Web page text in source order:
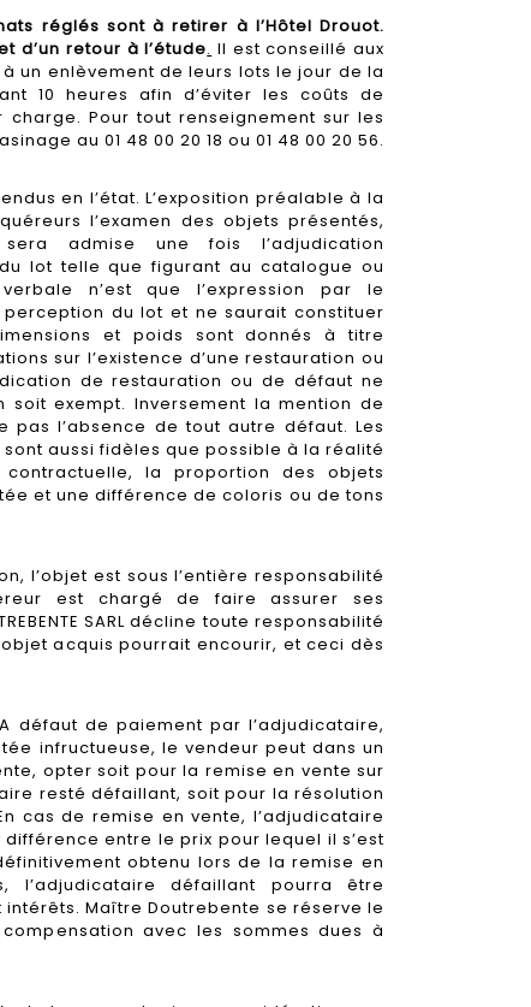
réglés sont à retirer à l’Hôtel Drouot.
d’un retour à l’étude. Il est conseillé aux
un enlèvement de leurs lots le jour de la
10 heures afin d’éviter les coûts de
Pour tout renseignement sur les
au 01 48 00 20 18 ou 01 48 00 20 56.
en l’état. L’exposition préalable à la
l’examen des objets présentés,
admise une fois l’adjudication
lot telle que figurant au catalogue ou
n’est que l’expression par le
du lot et ne saurait constituer
et poids sont donnés à titre
sur l’existence d’une restauration ou
de restauration ou de défaut ne
exempt. Inversement la mention de
pas l’absence de tout autre défaut. Les
aussi fidèles que possible à la réalité
la proportion des objets
et une différence de coloris ou de tons
l’objet est sous l’entière responsabilité
est chargé de faire assurer ses
SARL décline toute responsabilité
acquis pourrait encourir, et ceci dès
défaut de paiement par l’adjudicataire,
infructueuse, le vendeur peut dans un
opter soit pour la remise en vente sur
resté défaillant, soit pour la résolution
cas de remise en vente, l’adjudicataire
entre le prix pour lequel il s’est
obtenu lors de la remise en
l’adjudicataire défaillant pourra être
Maître Doutrebente se réserve le
avec les sommes dues à